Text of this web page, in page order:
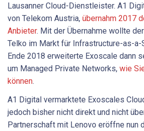
Lausanner Cloud-Dienstleister. A1
von Telekom Austria, übernahm 2017
Anbieter. Mit der Übernahme wollte
Telko im Markt für Infrastructure-as-
Ende 2018 erweiterte Exoscale dann
um Managed Private Networks, wie
können.
A1 Digital vermarktete Exoscales
jedoch bisher nicht direkt und nicht
Partnerschaft mit Lenovo eröffne nun